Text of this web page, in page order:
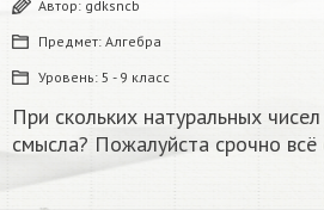
Автор: gdksncb
Предмет: Алгебра
Уровень: 5 - 9 класс
При скольких натуральных
смысла? Пожалуйста срочно